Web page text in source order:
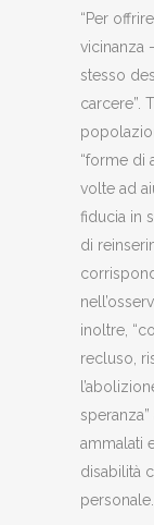
“Per
vicinanza
stesso
carcere”.
“forme di
volte ad
fiducia in
di
inoltre,
recluso,
ammalati
disabilità
personale.